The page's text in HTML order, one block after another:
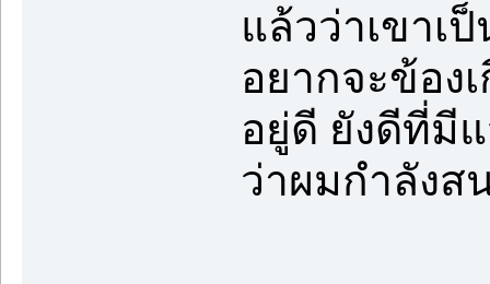
แล้วว่าเขาเ
อยากจะข้อง
อยู่ดี ยังดีที่มี
ว่าผมกำลังส